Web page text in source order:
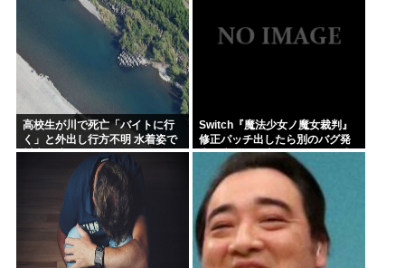
高校生が川で死亡「バイトに行
く」と外出し行方不明 水着姿で
川底に沈んでいるのを発見
Switch『魔法少女ノ魔女裁判』
修正パッチ出したら別のバグ発
生、来週まで直せません→公式
に苦情殺到